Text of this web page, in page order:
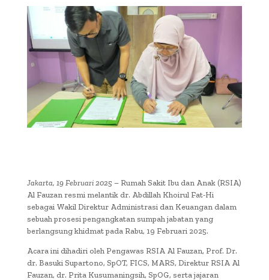
Jakarta, 19 Februari 2025 – Rumah Sakit Ibu dan Anak (RSIA)
Al Fauzan resmi melantik dr. Abdillah Khoirul Fat-Hi
sebagai Wakil Direktur Administrasi dan Keuangan dalam
sebuah prosesi pengangkatan sumpah jabatan yang
berlangsung khidmat pada Rabu, 19 Februari 2025.
Acara ini dihadiri oleh Pengawas RSIA Al Fauzan, Prof. Dr.
dr. Basuki Supartono, SpOT, FICS, MARS, Direktur RSIA Al
Fauzan, dr. Prita Kusumaningsih, SpOG, serta jajaran